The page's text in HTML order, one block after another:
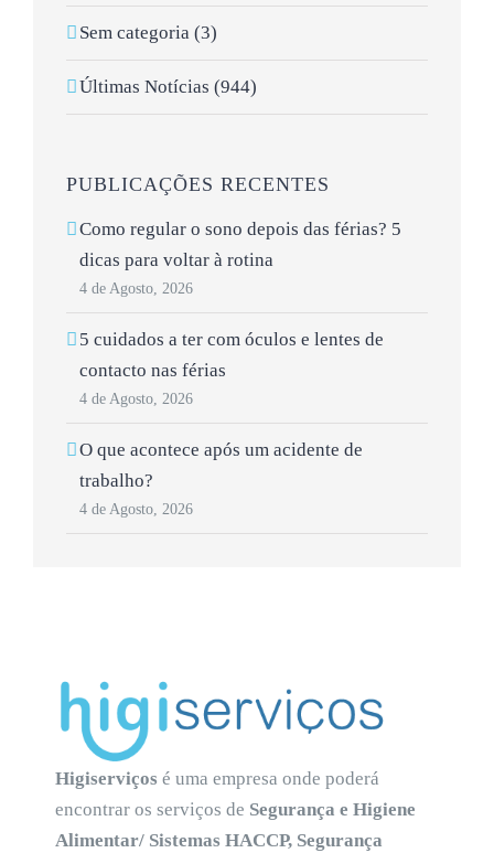
Sem categoria (3)
Últimas Notícias (944)
PUBLICAÇÕES RECENTES
Como regular o sono depois das férias? 5
dicas para voltar à rotina
4 de Agosto, 2026
5 cuidados a ter com óculos e lentes de
contacto nas férias
4 de Agosto, 2026
O que acontece após um acidente de
trabalho?
4 de Agosto, 2026
Higiserviços é uma empresa onde poderá
encontrar os serviços de Segurança e Higiene
Alimentar/ Sistemas HACCP, Segurança